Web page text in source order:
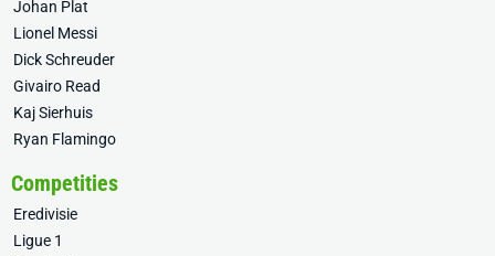
Johan Plat
Lionel Messi
Dick Schreuder
Givairo Read
Kaj Sierhuis
Ryan Flamingo
Competities
Eredivisie
Ligue 1